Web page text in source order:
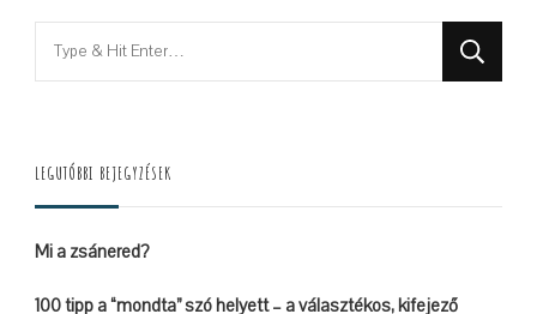
Looking
for
LEGUTÓBBI BEJEGYZÉSEK
Mi a zsánered?
100 tipp a “mondta” szó helyett – a választékos, kifejező